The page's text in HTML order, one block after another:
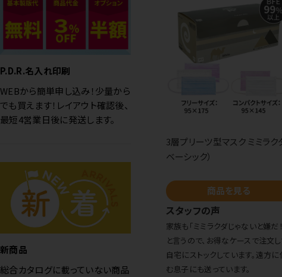
P.D.R.名入れ印刷
WEBから簡単申し込み！少量から
でも買えます！レイアウト確認後、
最短4営業日後に発送します。
新商品
総合カタログに載っていない商品
3層プリーツ型マスク ミミラク
ベーシック）
商品を見る
スタッフの声
家族も「ミミラクダじゃないと嫌だ！
と言うので、お得なケースで注文
自宅にストックしています。遠方に
む息子にも送っています。